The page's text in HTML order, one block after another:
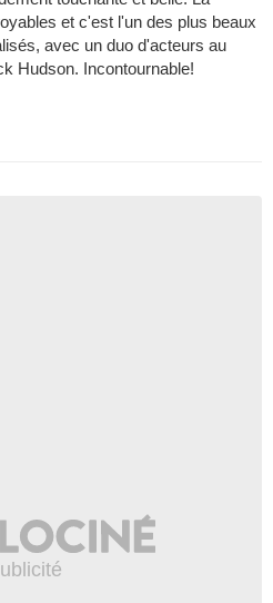
et c'est l'un des plus beaux
avec un duo d'acteurs au
Hudson. Incontournable!